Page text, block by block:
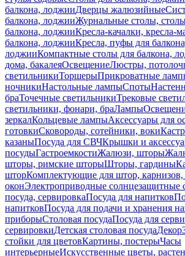
балкона, лоджииДверцы жалюзийные
балкона, лоджииЖурнальные столы,
балкона, лоджииКресла-качалки, кресла-
балкона, лоджииКресла, пуфы для
лоджииКомпактные столы для балкона,
дома, бакалеяОсвещениеЛюстры,
светильникиТоршерыПрикроватные
ночникиНастольные лампыСпоты
браТочечные светильникиТрековые
светильники, фонари, браЛампы
зеркалКольцевые лампыАксессуары для
готовкиСковороды, сотейники, воки
казаныПосуда для СВЧКрышки и
посудыГастроемкостиЖалюзи, шторы
шторы, римские шторыШторы, гардины
шторКомплектующие для штор,
оконЭлектроприводные солнцезащитные
посуда, сервировкаПосуда для напитков
напитковПосуда для подачи и хранения
приборыСтоловая посудаПосуда для
сервировкиДетская столовая посудаДекор
стойки для цветовКартины, постерыЧасы
интерьерныеИскусственные цветы,